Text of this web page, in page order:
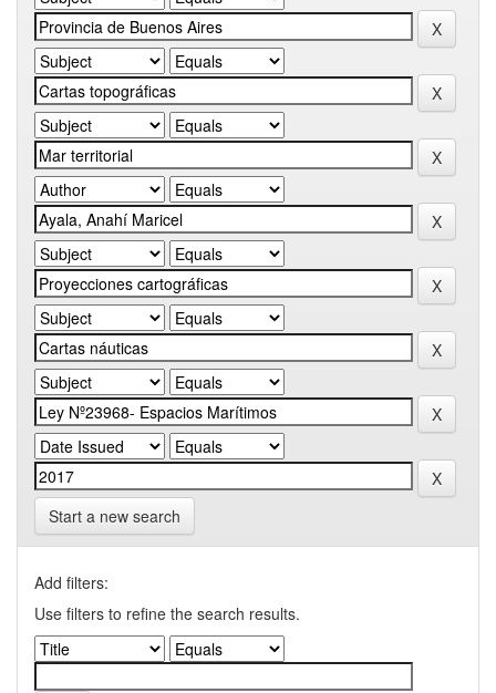
Start a new search
Add filters:
Use filters to refine the search results.